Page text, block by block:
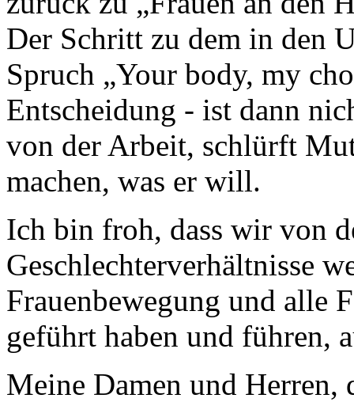
Der Schritt zu dem in den
Spruch „Your body, my
Entscheidung - ist dann
von der Arbeit, schlürft
machen, was er will.
Ich bin froh, dass wir von
Geschlechterverhältnisse
Frauenbewegung und alle
geführt haben und führen,
Meine Damen und